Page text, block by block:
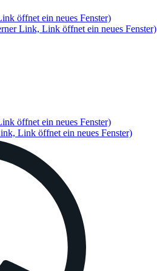
öffnet ein neues Fenster)
Link, Link öffnet ein neues Fenster)
öffnet ein neues Fenster)
Link öffnet ein neues Fenster)